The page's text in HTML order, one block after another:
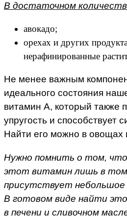
В достаточном
авокадо;
орехах и других
нерафинированные
Не менее важным
идеального состояния
витамин А, который также
упругость и способствует
Найти его можно в овощах
Нужно помнить о том,
этот витамин лишь в том
присутствует небольшое
В готовом виде найти
в печени и сливочном